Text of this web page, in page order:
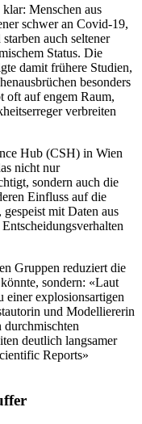
Menschen aus
schwer an Covid-19,
auch seltener
Status. Die
damit frühere Studien,
besonders
oft auf engem Raum,
verbreiten
Hub (CSH) in Wien
nicht nur
sondern auch die
Einfluss auf die
mit Daten aus
Gruppen reduziert die
sondern: «Laut
einer explosionsartigen
und Modelliererin
deutlich langsamer
Reports»